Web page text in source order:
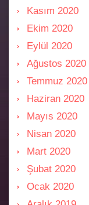
Kasım 2020
Ekim 2020
Eylül 2020
Ağustos 2020
Temmuz 2020
Haziran 2020
Mayıs 2020
Nisan 2020
Mart 2020
Şubat 2020
Ocak 2020